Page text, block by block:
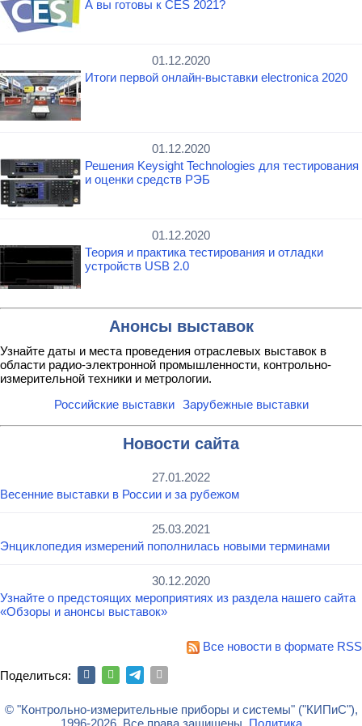
А вы готовы к CES 2021?
01.12.2020
Итоги первой онлайн-выставки electronica 2020
01.12.2020
Решения Keysight Technologies для тестирования
и оценки средств РЭБ
01.12.2020
Теория и практика тестирования и отладки
устройств USB 2.0
Анонсы выставок
Узнайте даты и места проведения отраслевых выставок в
области радио-электронной промышленности, контрольно-
измерительной техники и метрологии.
Российские выставки
Зарубежные выставки
Новости сайта
27.01.2022
Весенние выставки в России и за рубежом
25.03.2021
Энциклопедия измерений пополнилась новыми терминами
30.12.2020
Узнайте о предстоящих мероприятиях из раздела нашего сайта
«Обзоры и анонсы выставок»
Все новости в формате RSS
Поделиться:
© "Контрольно-измерительные приборы и системы" ("КИПиС"),
1996-2026. Все права защищены. Политика